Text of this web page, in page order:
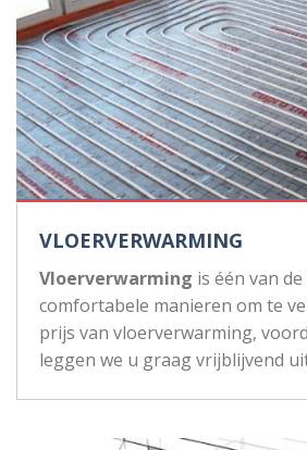
VLOERVERWARMING
Vloerverwarming is één van
comfortabele manieren om te
prijs van vloerverwarming,
leggen we u graag vrijblijvend